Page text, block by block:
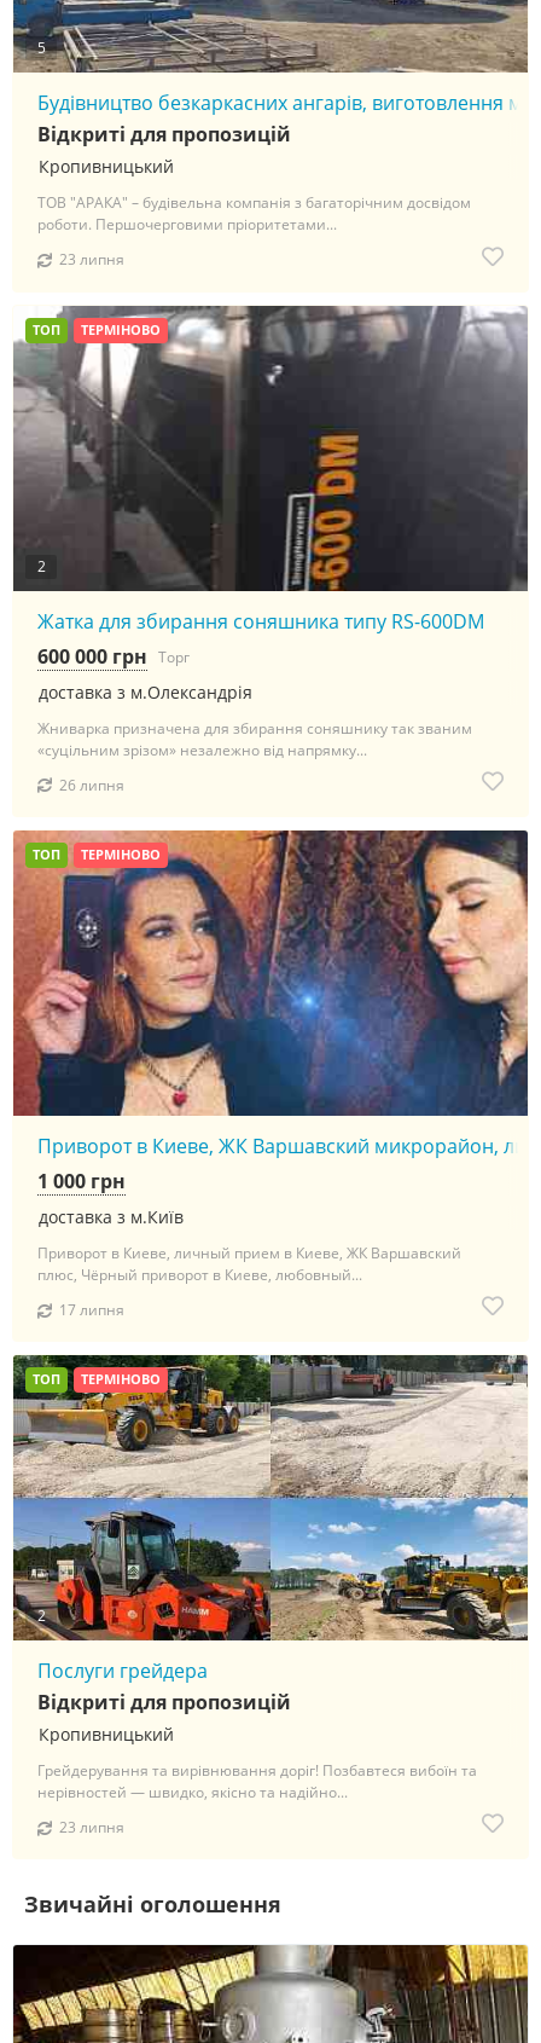
5
Будівництво безкаркасних ангарів, виготовлення
Кропивницький
Відкриті для пропозицій
ТОВ "АРАКА" – будівельна компанія з багаторічним досвідом
роботи. Першочерговими пріоритетами...
23 липня
ТОП ТЕРМІНОВО
2
Жатка для збирання соняшника типу RS-600DM
доставка з м.Олександрія
600 000 грн Торг
Жниварка призначена для збирання соняшнику так званим
«суцільним зрізом» незалежно від напрямку...
26 липня
ТОП ТЕРМІНОВО
Приворот в Киеве, ЖК Варшавский микрорайон,
доставка з м.Київ
1 000 грн
Приворот в Киеве, личный прием в Киеве, ЖК Варшавский
плюс, Чёрный приворот в Киеве, любовный...
17 липня
ТОП ТЕРМІНОВО
2
Послуги грейдера
Кропивницький
Відкриті для пропозицій
Грейдерування та вирівнювання доріг! Позбавтеся вибоїн та
нерівностей — швидко, якісно та надійно...
23 липня
Звичайні оголошення